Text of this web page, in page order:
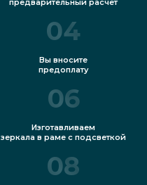
предварительный расчет
04
Вы вносите
предоплату
06
Изготавливаем
зеркала в раме с подсветкой
08